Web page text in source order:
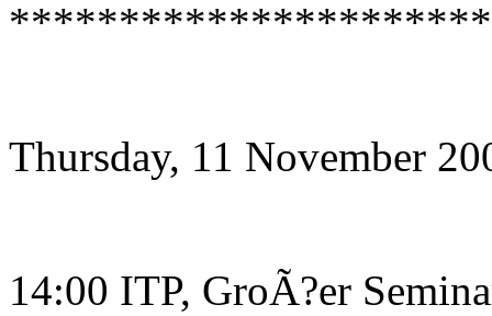
Thursday, 11 November
14:00 ITP, GroÃ?er